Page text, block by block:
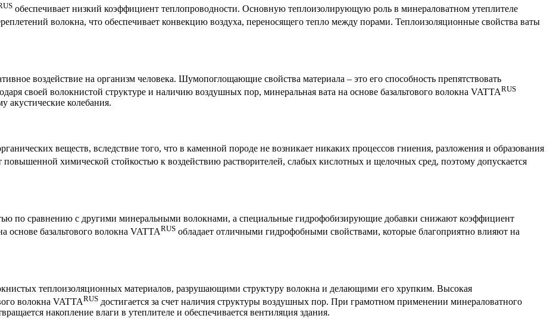
обеспечивает низкий коэффициент теплопроводности. Основную теплоизолирующую роль в минераловатном утеплителе
волокна, что обеспечивает конвекцию воздуха, переносящего тепло между порами. Теплоизоляционные свойства ваты
воздействие на организм человека. Шумопоглощающие свойства материала – это его способность препятствовать
своей волокнистой структуре и наличию воздушных пор, минеральная вата на основе базальтового волокна VATTARUS
акустические колебания.
веществ, вследствие того, что в каменной породе не возникает никаких процессов гниения, разложения и образования
повышенной химической стойкостью к воздействию растворителей, слабых кислотных и щелочных сред, поэтому допускается
по сравнению с другими минеральными волокнами, а специальные гидрофобизирующие добавки снижают коэффициент
основе базальтового волокна VATTARUS обладает отличными гидрофобными свойствами, которые благоприятно влияют на
теплоизоляционных материалов, разрушающими структуру волокна и делающими его хрупким. Высокая
волокна VATTARUS достигается за счет наличия структуры воздушных пор. При грамотном применении минераловатного
накопление влаги в утеплителе и обеспечивается вентиляция здания.